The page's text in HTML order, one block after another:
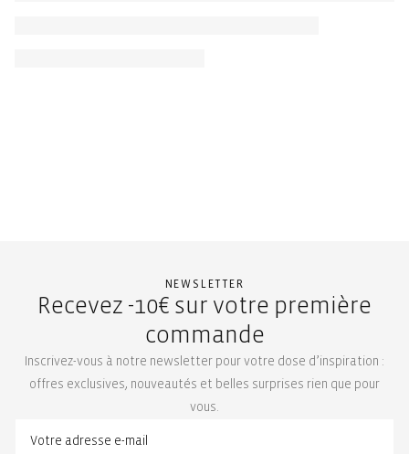
NEWSLETTER
Recevez -10€ sur votre première
commande
Inscrivez-vous à notre newsletter pour votre dose d’inspiration :
offres exclusives, nouveautés et belles surprises rien que pour
vous.